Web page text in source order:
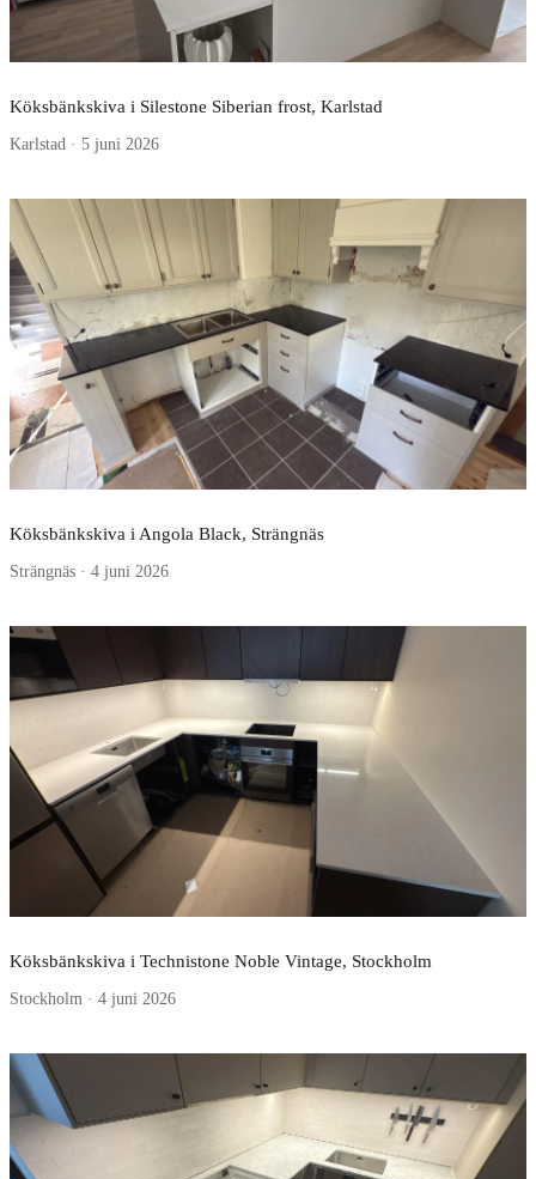
Köksbänkskiva i Silestone Siberian frost, Karlstad
Karlstad · 5 juni 2026
Köksbänkskiva i Angola Black, Strängnäs
Strängnäs · 4 juni 2026
Köksbänkskiva i Technistone Noble Vintage, Stockholm
Stockholm · 4 juni 2026